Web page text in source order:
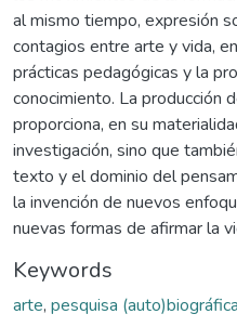
al mismo tiempo, expresión
contagios entre arte y vida,
prácticas pedagógicas y la
conocimiento. La producción
proporciona, en su
investigación, sino que
texto y el dominio del
la invención de nuevos
nuevas formas de afirmar la
Keywords
arte, pesquisa (auto)biográfica